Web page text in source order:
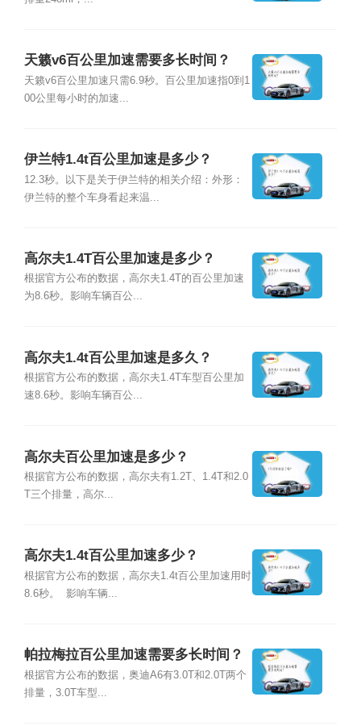
天籁v6百公里加速需要多长时间？
天籁v6百公里加速只需6.9秒。百公里加速指0到1
00公里每小时的加速...
伊兰特1.4t百公里加速是多少？
12.3秒。以下是关于伊兰特的相关介绍：外形：
伊兰特的整个车身看起来温...
高尔夫1.4T百公里加速是多少？
根据官方公布的数据，高尔夫1.4T的百公里加速
为8.6秒。影响车辆百公...
高尔夫1.4t百公里加速是多久？
根据官方公布的数据，高尔夫1.4T车型百公里加
速8.6秒。影响车辆百公...
高尔夫百公里加速是多少？
根据官方公布的数据，高尔夫有1.2T、1.4T和2.0
T三个排量，高尔...
高尔夫1.4t百公里加速多少？
根据官方公布的数据，高尔夫1.4t百公里加速用时
8.6秒。 影响车辆...
帕拉梅拉百公里加速需要多长时间？
根据官方公布的数据，奥迪A6有3.0T和2.0T两个
排量，3.0T车型...